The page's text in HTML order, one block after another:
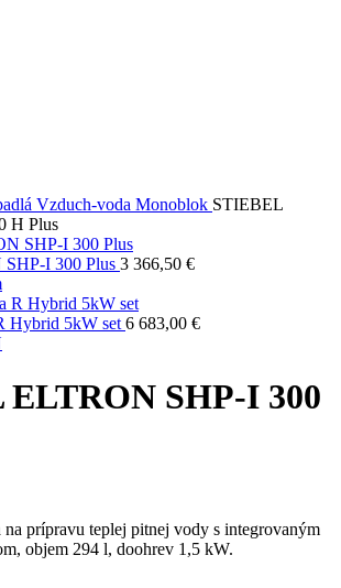
Vzduch-voda Monoblok STIEBEL
H Plus
I 300 Plus 3 366,50 €
Hybrid 5kW set 6 683,00 €
SHP-I 300
na prípravu teplej pitnej vody s integrovaným
objem 294 l, doohrev 1,5 kW.